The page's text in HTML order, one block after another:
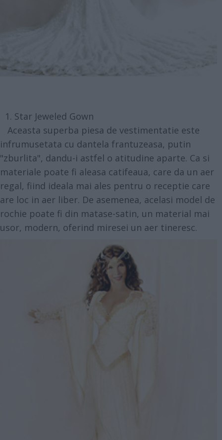
1. Star Jeweled Gown
Aceasta superba piesa de vestimentatie este
infrumusetata cu dantela frantuzeasa, putin
"zburlita", dandu-i astfel o atitudine aparte. Ca si
materiale poate fi aleasa catifeaua, care da un aer
regal, fiind ideala mai ales pentru o receptie care
are loc in aer liber. De asemenea, acelasi model de
rochie poate fi din matase-satin, un material mai
usor, modern, oferind miresei un aer tineresc.